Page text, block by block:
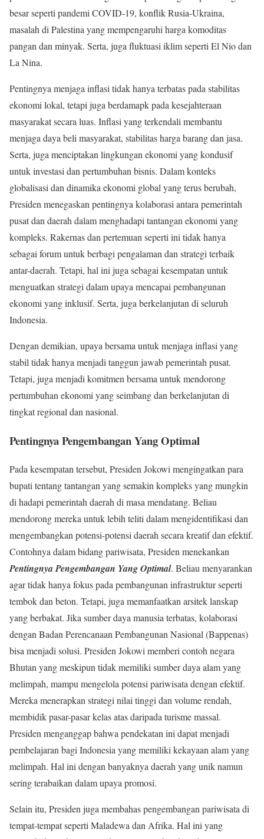
besar seperti pandemi COVID-19, konflik Rusia-Ukraina,
masalah di Palestina yang mempengaruhi harga komoditas
pangan dan minyak. Serta, juga fluktuasi iklim seperti El Nio dan
La Nina.
Pentingnya menjaga inflasi tidak hanya terbatas pada stabilitas
ekonomi lokal, tetapi juga berdamapk pada kesejahteraan
masyarakat secara luas. Inflasi yang terkendali membantu
menjaga daya beli masyarakat, stabilitas harga barang dan jasa.
Serta, juga menciptakan lingkungan ekonomi yang kondusif
untuk investasi dan pertumbuhan bisnis. Dalam konteks
globalisasi dan dinamika ekonomi global yang terus berubah,
Presiden menegaskan pentingnya kolaborasi antara pemerintah
pusat dan daerah dalam menghadapi tantangan ekonomi yang
kompleks. Rakernas dan pertemuan seperti ini tidak hanya
sebagai forum untuk berbagi pengalaman dan strategi terbaik
antar-daerah. Tetapi, hal ini juga sebagai kesempatan untuk
menguatkan strategi dalam upaya mencapai pembangunan
ekonomi yang inklusif. Serta, juga berkelanjutan di seluruh
Indonesia.
Dengan demikian, upaya bersama untuk menjaga inflasi yang
stabil tidak hanya menjadi tanggun jawab pemerintah pusat.
Tetapi, juga menjadi komitmen bersama untuk mendorong
pertumbuhan ekonomi yang seimbang dan berkelanjutan di
tingkat regional dan nasional.
Pentingnya Pengembangan Yang Optimal
Pada kesempatan tersebut, Presiden Jokowi mengingatkan para
bupati tentang tantangan yang semakin kompleks yang mungkin
di hadapi pemerintah daerah di masa mendatang. Beliau
mendorong mereka untuk lebih teliti dalam mengidentifikasi dan
mengembangkan potensi-potensi daerah secara kreatif dan efektif.
Contohnya dalam bidang pariwisata, Presiden menekankan
Pentingnya Pengembangan Yang Optimal. Beliau menyarankan
agar tidak hanya fokus pada pembangunan infrastruktur seperti
tembok dan beton. Tetapi, juga memanfaatkan arsitek lanskap
yang berbakat. Jika sumber daya manusia terbatas, kolaborasi
dengan Badan Perencanaan Pembangunan Nasional (Bappenas)
bisa menjadi solusi. Presiden Jokowi memberi contoh negara
Bhutan yang meskipun tidak memiliki sumber daya alam yang
melimpah, mampu mengelola potensi pariwisata dengan efektif.
Mereka menerapkan strategi nilai tinggi dan volume rendah,
membidik pasar-pasar kelas atas daripada turisme massal.
Presiden menganggap bahwa pendekatan ini dapat menjadi
pembelajaran bagi Indonesia yang memiliki kekayaan alam yang
melimpah. Hal ini dengan banyaknya daerah yang unik namun
sering terabaikan dalam upaya promosi.
Selain itu, Presiden juga membahas pengembangan pariwisata di
tempat-tempat seperti Maladewa dan Afrika. Hal ini yang